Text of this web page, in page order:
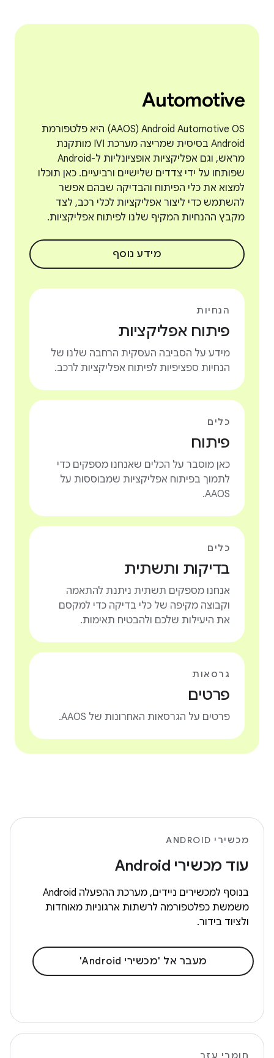
Automotive
Android Automotive OS‏ (AAOS) היא פלטפורמת
Android בסיסית שמריצה מערכת IVI מותקנת
מראש, וגם אפליקציות אופציונליות ל-Android
שפותחו על ידי צדדים שלישיים ורביעיים. כאן תוכלו
למצוא את כלי הפיתוח והבדיקה שבהם אפשר
להשתמש כדי ליצור אפליקציות לכלי רכב, לצד
מקבץ ההנחיות המקיף שלנו לפיתוח אפליקציות.
מידע נוסף
הנחיות
פיתוח אפליקציות
מידע על הסביבה העסקית הרחבה שלנו של
הנחיות ספציפיות לפיתוח אפליקציות לרכב.
כלים
פיתוח
כאן מוסבר על הכלים שאנחנו מספקים כדי
לתמוך בפיתוח אפליקציות שמבוססות על
AAOS.
כלים
בדיקות ותשתית
אנחנו מספקים תשתית ניתנת להתאמה
וקבוצה מקיפה של כלי בדיקה כדי למקסם
את היעילות שלכם ולהבטיח תאימות.
גרסאות
פרטים
פרטים על הגרסאות האחרונות של AAOS.
מכשירי ANDROID
עוד מכשירי Android
בנוסף למכשירים ניידים, מערכת ההפעלה Android
משמשת כפלטפורמה לרשתות ארגוניות מאוחדות
ולציוד בידור.
מעבר אל 'מכשירי Android'
חומרי עזר